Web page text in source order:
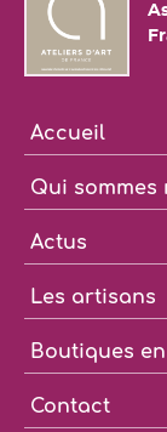
Accueil
Qui sommes
Actus
Les artisans
Boutiques
Contact